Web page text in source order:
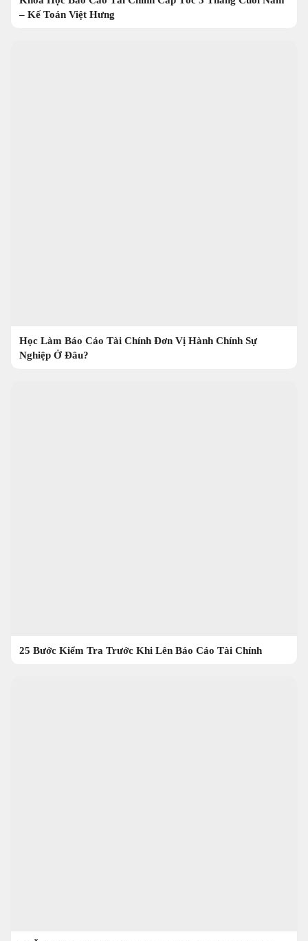
– Kế Toán Việt Hưng
Học Làm Báo Cáo Tài Chính Đơn Vị Hành Chính Sự
Nghiệp Ở Đâu?
25 Bước Kiểm Tra Trước Khi Lên Báo Cáo Tài Chính